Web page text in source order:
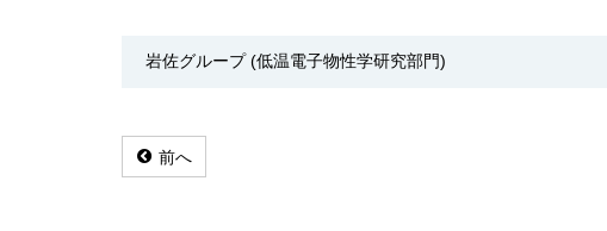
岩佐グループ (低温電子物性学研究部門)
前へ